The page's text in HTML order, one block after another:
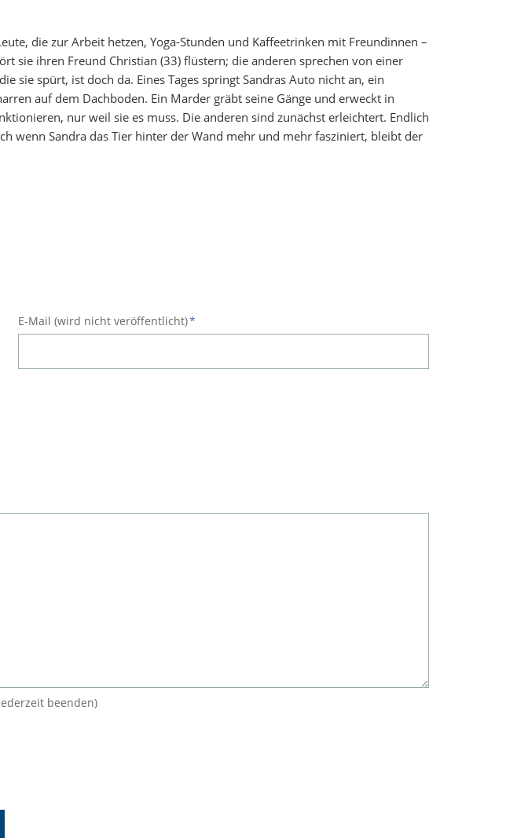
die zur Arbeit hetzen, Yoga-Stunden und Kaffeetrinken mit Freundinnen –
sie ihren Freund Christian (33) flüstern; die anderen sprechen von einer
sie spürt, ist doch da. Eines Tages springt Sandras Auto nicht an, ein
auf dem Dachboden. Ein Marder gräbt seine Gänge und erweckt in
nur weil sie es muss. Die anderen sind zunächst erleichtert. Endlich
wenn Sandra das Tier hinter der Wand mehr und mehr fasziniert, bleibt der
Pflichtfeld
E-Mail (wird nicht veröffentlicht)*
beenden)